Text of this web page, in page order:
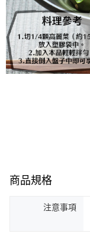
商品規格
注意事項